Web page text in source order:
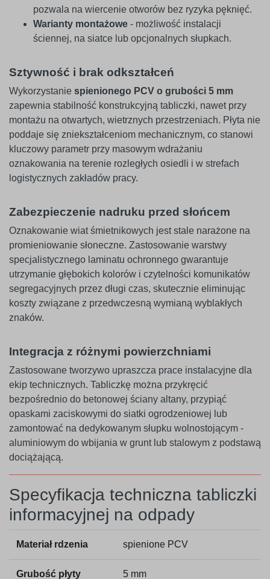
pozwala na wiercenie otworów bez ryzyka pęknięć.
Warianty montażowe - możliwość instalacji
ściennej, na siatce lub opcjonalnych słupkach.
Sztywność i brak odkształceń
Wykorzystanie spienionego PCV o grubości 5 mm
zapewnia stabilność konstrukcyjną tabliczki, nawet przy
montażu na otwartych, wietrznych przestrzeniach. Płyta nie
poddaje się zniekształceniom mechanicznym, co stanowi
kluczowy parametr przy masowym wdrażaniu
oznakowania na terenie rozległych osiedli i w strefach
logistycznych zakładów pracy.
Zabezpieczenie nadruku przed słońcem
Oznakowanie wiat śmietnikowych jest stale narażone na
promieniowanie słoneczne. Zastosowanie warstwy
specjalistycznego laminatu ochronnego gwarantuje
utrzymanie głębokich kolorów i czytelności komunikatów
segregacyjnych przez długi czas, skutecznie eliminując
koszty związane z przedwczesną wymianą wyblakłych
znaków.
Integracja z różnymi powierzchniami
Zastosowane tworzywo upraszcza prace instalacyjne dla
ekip technicznych. Tabliczkę można przykręcić
bezpośrednio do betonowej ściany altany, przypiąć
opaskami zaciskowymi do siatki ogrodzeniowej lub
zamontować na dedykowanym słupku wolnostojącym -
aluminiowym do wbijania w grunt lub stalowym z podstawą
dociążającą.
Specyfikacja techniczna tabliczki
informacyjnej na odpady
Materiał rdzenia spienione PCV
Grubość płyty 5 mm